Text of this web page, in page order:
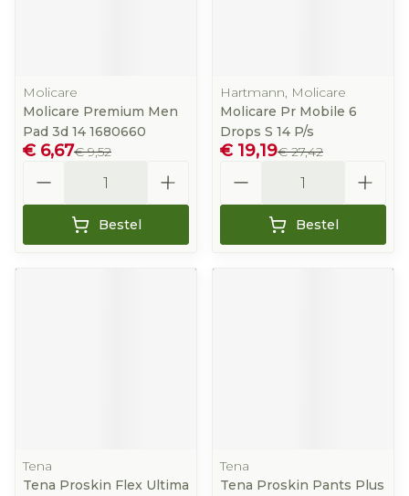
Molicare
Molicare Premium Men
Pad 3d 14 1680660
€ 9,52
€ 6,67
Bestel
Hartmann, Molicare
Molicare Pr Mobile 6
Drops S 14 P/s
€ 27,42
€ 19,19
Bestel
Tena
Tena Proskin Flex Ultima
Tena
Tena Proskin Pants Plus